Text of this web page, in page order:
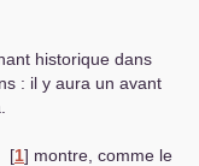
historique dans
: il y aura un avant
[1] montre, comme le